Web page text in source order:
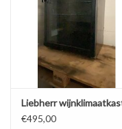
Liebherr
€495,00